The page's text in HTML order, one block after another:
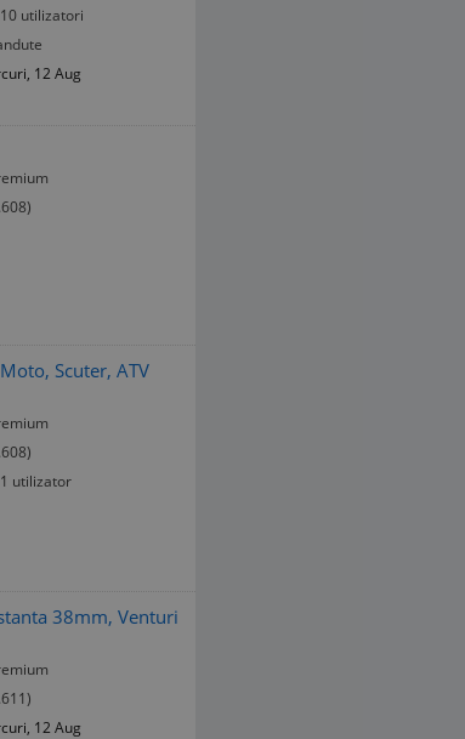
utilizatori
12 Aug
Scuter, ATV
utilizator
38mm, Venturi
12 Aug